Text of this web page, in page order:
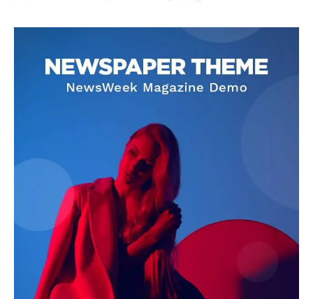
AIN NEWS 1
Contact Us
Privacy Policy
Terms of Use Agreement
Facebook
X WhatsApp
Share